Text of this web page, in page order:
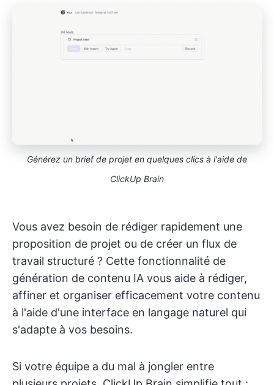
Générez un brief de projet en quelques clics à l'aide de
ClickUp Brain
Vous avez besoin de rédiger rapidement une
proposition de projet ou de créer un flux de
travail structuré ? Cette fonctionnalité de
génération de contenu IA vous aide à rédiger,
affiner et organiser efficacement votre contenu
à l'aide d'une interface en langage naturel qui
s'adapte à vos besoins.
Si votre équipe a du mal à jongler entre